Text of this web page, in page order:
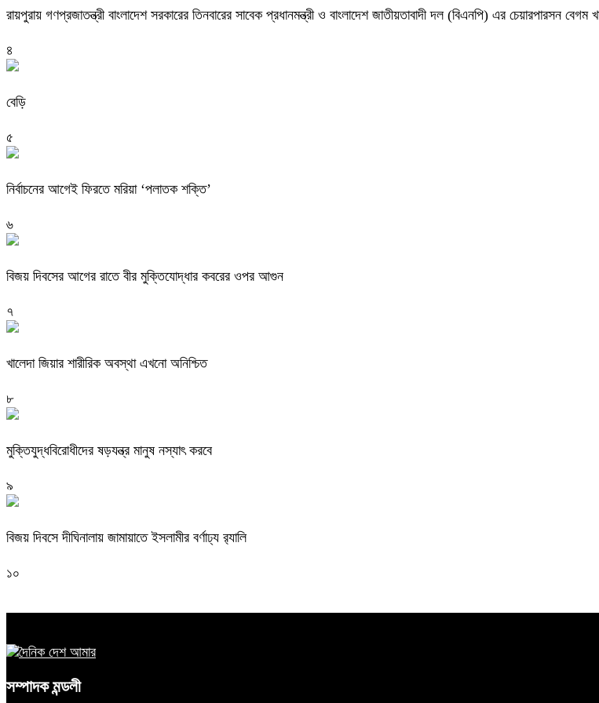
রায়পুরায় গণপ্রজাতন্ত্রী বাংলাদেশ সরকারের তিনবারের সাবেক প্রধানমন্ত্রী ও বাংলাদেশ জাতীয়তাবাদী দল (বিএনপি) এর চেয়ারপারসন
৪
বেড়ি
৫
নির্বাচনের আগেই ফিরতে মরিয়া ‘পলাতক শক্তি’
৬
বিজয় দিবসের আগের রাতে বীর মুক্তিযোদ্ধার কবরের ওপর আগুন
৭
খালেদা জিয়ার শারীরিক অবস্থা এখনো অনিশ্চিত
৮
মুক্তিযুদ্ধবিরোধীদের ষড়যন্ত্র মানুষ নস্যাৎ করবে
৯
বিজয় দিবসে দীঘিনালায় জামায়াতে ইসলামীর বর্ণাঢ্য র‍্যালি
১০
সম্পাদক মন্ডলী